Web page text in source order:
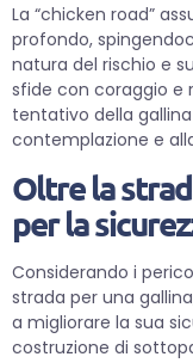
La “chicken road”
profondo,
natura del rischio e
sfide con coraggio e
tentativo della
contemplazione e
Oltre la
per la
Considerando i
strada per una
a migliorare la sua
costruzione di